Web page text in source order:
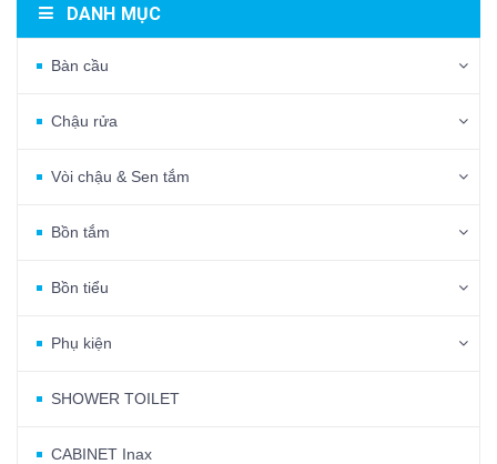
DANH MỤC
Bàn cầu
Chậu rửa
Vòi chậu & Sen tắm
Bồn tắm
Bồn tiểu
Phụ kiện
SHOWER TOILET
CABINET Inax